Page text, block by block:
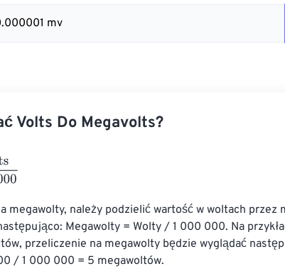
mv
Volts Do Megavolts?
megawolty, należy podzielić wartość w woltach przez
Megawolty = Wolty / 1 000 000. Na
przeliczenie na megawolty będzie wyglądać
/ 1 000 000 = 5 megawoltów.